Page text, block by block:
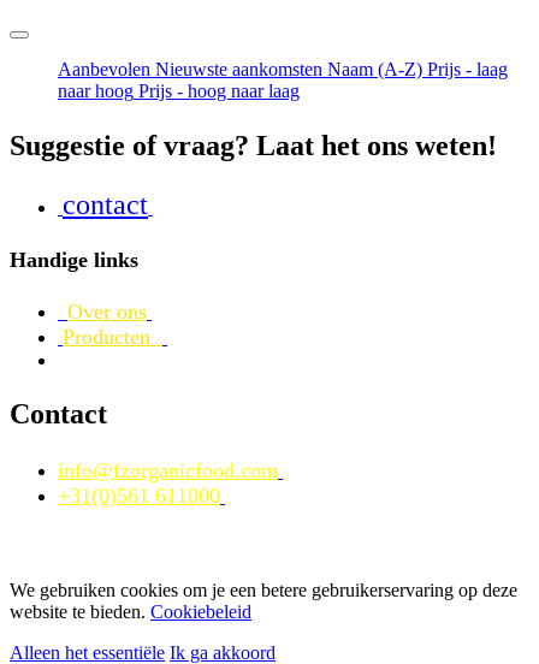
Aanbevolen Nieuwste aankomsten Naam (A-Z) Prijs - laag
naar hoog Prijs - hoog naar laag
Suggestie of vraag? Laat het ons weten!
contact
Handige links
Over ons
Producten
Contact
info@fzorganicfood.com
+31(0)561 611000
We gebruiken cookies om je een betere gebruikerservaring op deze
website te bieden. Cookiebeleid
Alleen het essentiële Ik ga akkoord